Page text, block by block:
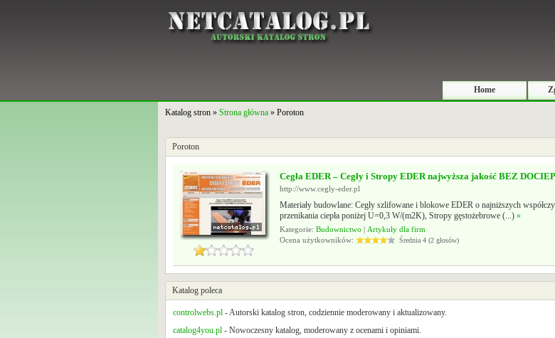
Home
Katalog stron » Strona główna » Poroton
Poroton
Cegła EDER – Cegły i Stropy EDER najwyższa jakość BEZ
http://www.cegly-eder.pl
Materiały budowlane: Cegły szlifowane i blokowe EDER o najniższych
przenikania ciepła poniżej U=0,3 W/(m2K), Stropy gęstożebrowe (...) »
Kategorie: Budownictwo | Artykuły dla firm
Ocena użytkowników:
Średnia 4 (2 głosów)
Katalog poleca
controlwebs.pl - Autorski katalog stron, codziennie moderowany i aktualizowany.
catalog4you.pl - Nowoczesny katalog, moderowany z ocenami i opiniami.